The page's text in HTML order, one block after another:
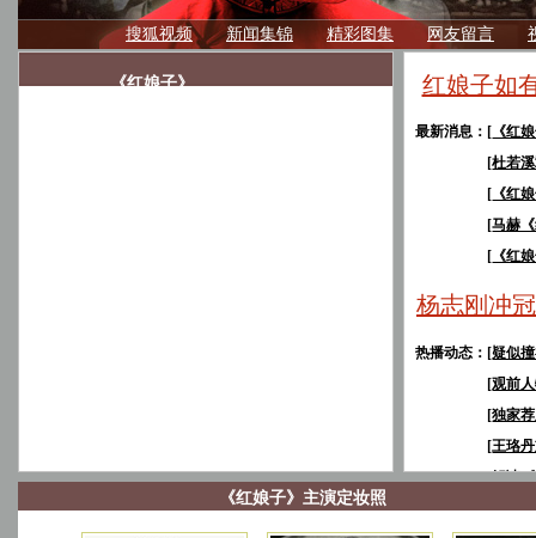
搜狐视频 新闻集锦 精彩图集 网友留言
《红娘子》 红娘子如
最新消息： [ 《红
[杜若
[ 《红
[马赫
[ 《红
杨志刚冲
热播动态：[疑似
[观前
[独家
[王珞
[解读
《红娘子》主演定妆照